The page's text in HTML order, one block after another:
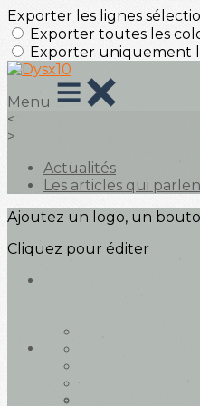
Exporter les lignes
Exporter toutes les
Exporter uniquement
Menu
<
>
Actualités
Les articles qui
Ajoutez un logo, un
Cliquez pour éditer